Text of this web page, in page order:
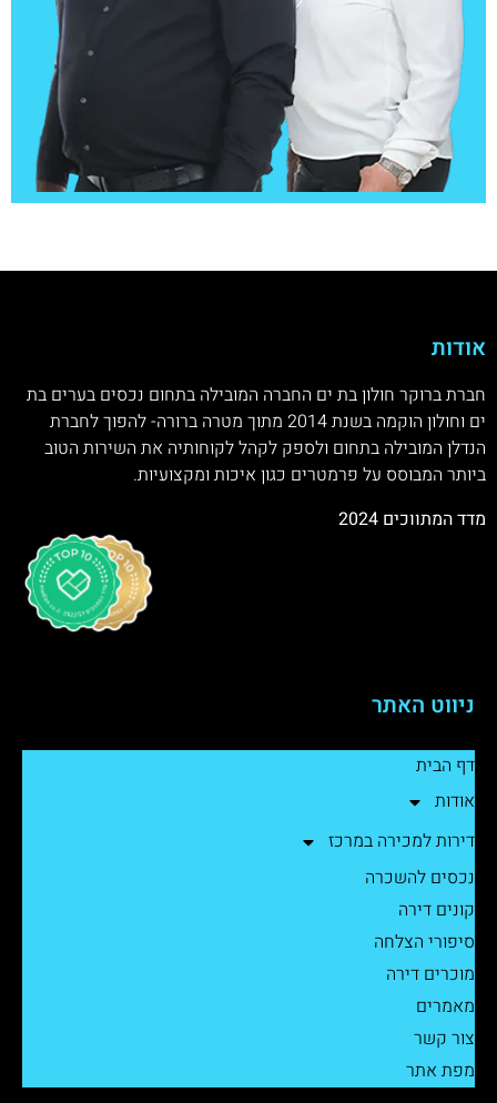
אודות
חברת ברוקר חולון בת ים החברה המובילה בתחום נכסים בערים בת
ים וחולון הוקמה בשנת 2014 מתוך מטרה ברורה- להפוך לחברת
הנדלן המובילה בתחום ולספק לקהל לקוחותיה את השירות הטוב
ביותר המבוסס על פרמטרים כגון איכות ומקצועיות.
מדד המתווכים 2024
ניווט האתר
דף הבית
אודות
דירות למכירה במרכז
נכסים להשכרה
קונים דירה
סיפורי הצלחה
מוכרים דירה
מאמרים
צור קשר
מפת אתר